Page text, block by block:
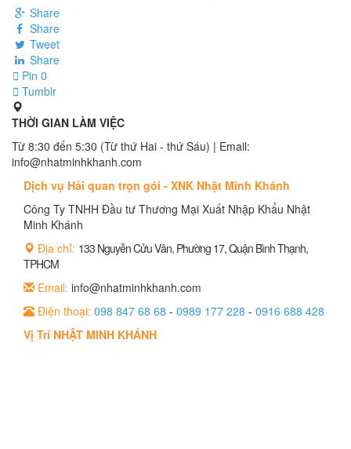
Share
Share
Tweet
Share
Pin 0
Tumblr
THỜI GIAN LÀM VIỆC
Từ 8:30 đến 5:30 (Từ thứ Hai - thứ Sáu) | Email:
info@nhatminhkhanh.com
Dịch vụ Hải quan trọn gói - XNK Nhật Minh Khánh
Công Ty TNHH Đầu tư Thương Mại Xuất Nhập Khẩu Nhật
Minh Khánh
Địa chỉ: 133 Nguyễn Cửu Vân, Phường 17, Quận Bình Thạnh,
TPHCM
Email: info@nhatminhkhanh.com
Điện thoại: 098 847 68 68 - 0989 177 228 - 0916 688 428
Vị Trí NHẬT MINH KHÁNH